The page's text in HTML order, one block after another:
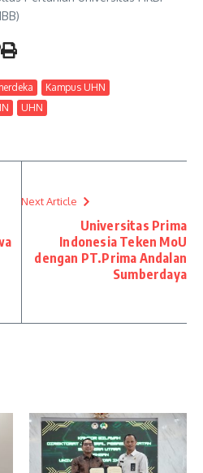
Kampus UHN
UHN
Next Article
Universitas Prima
Indonesia Teken MoU
dengan PT.Prima Andalan
Sumberdaya